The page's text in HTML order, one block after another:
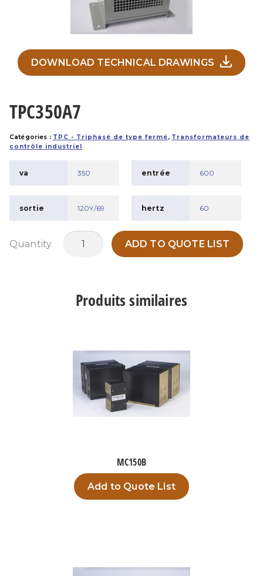
DOWNLOAD TECHNICAL DRAWINGS
TPC350A7
Catégories : TPC - Triphasé de type fermé, Transformateurs de
contrôle industriel
va 350 entrée 600
sortie 120Y/69 hertz 60
Quantity
quantité
ADD TO QUOTE LIST
Produits similaires
MC150B
Add to Quote List